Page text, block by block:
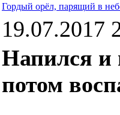
Гордый орёл, парящий в
19.07.2017
Напился и
потом